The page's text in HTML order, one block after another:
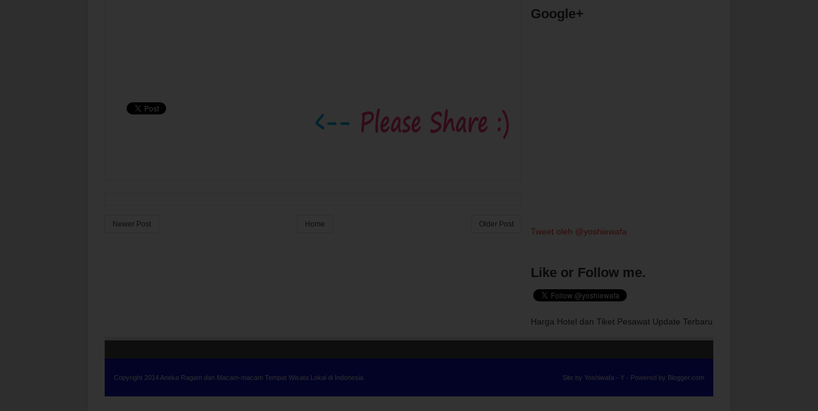
Newer Post Older Post
Home
Google+
Tweet oleh @yoshiewafa
Like or Follow me.
Harga Hotel dan Tiket Pesawat Update Terbaru
Copyright 2014 Aneka Ragam dan Macam-macam Tempat Wisata Lokal di Indonesia Site by Yoshiwafa - Y - Powered by Blogger.com